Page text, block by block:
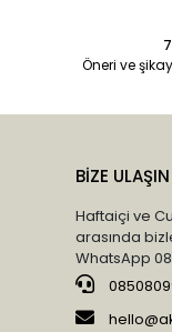
Öneri ve
BİZE ULAŞIN
Haftaiçi ve
arasında
WhatsApp